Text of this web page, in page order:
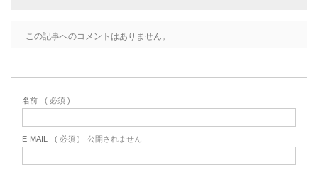
この記事へのコメントはありません。
名前 ( 必須 )
E-MAIL ( 必須 ) - 公開されません -